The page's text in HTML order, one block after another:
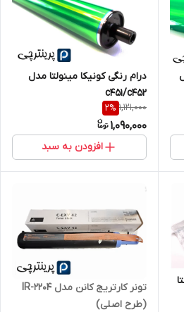
درام رنگی کونیکا مینولتا مدل
c451/c452
1,121,000
2%
1,090,000
افزودن به سبد
تونر کارتریج کانن مدل IR-2204
(طرح اصلی)